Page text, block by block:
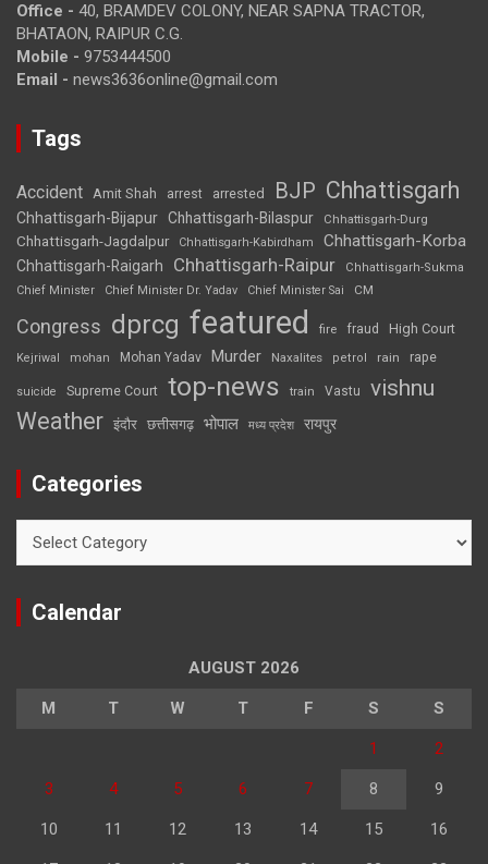
Office - 40, BRAMDEV COLONY, NEAR SAPNA TRACTOR,
BHATAON, RAIPUR C.G.
Mobile - 9753444500
Email - news3636online@gmail.com
Tags
Accident Amit Shah arrest arrested BJP Chhattisgarh
Chhattisgarh-Bijapur Chhattisgarh-Bilaspur Chhattisgarh-Durg
Chhattisgarh-Jagdalpur Chhattisgarh-Kabirdham Chhattisgarh-Korba
Chhattisgarh-Raigarh Chhattisgarh-Raipur
Chhattisgarh-Sukma
Chief Minister
Chief Minister Dr. Yadav Chief Minister Sai CM
Congress dprcg featured fire fraud High Court
Kejriwal mohan Mohan Yadav Murder Naxalites petrol rain rape
suicide Supreme Court top-news train Vastu vishnu
Weather इंदौर छत्तीसगढ़ भोपाल मध्य प्रदेश रायपुर
Categories
Calendar
AUGUST 2026
M T W T F S S
1 2
3 4 5 6 7 8 9
10 11 12 13 14 15 16